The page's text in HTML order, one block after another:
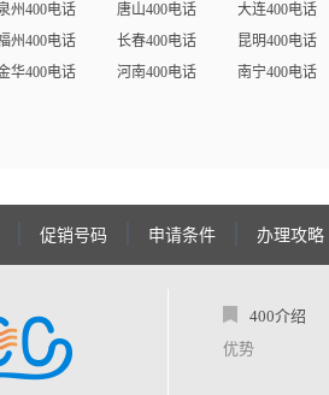
州400电话 唐山400电话 大连400电话
州400电话 长春400电话 昆明400电话
华400电话 河南400电话 南宁400电话
促销号码 申请条件 办理攻略
400介绍
优势